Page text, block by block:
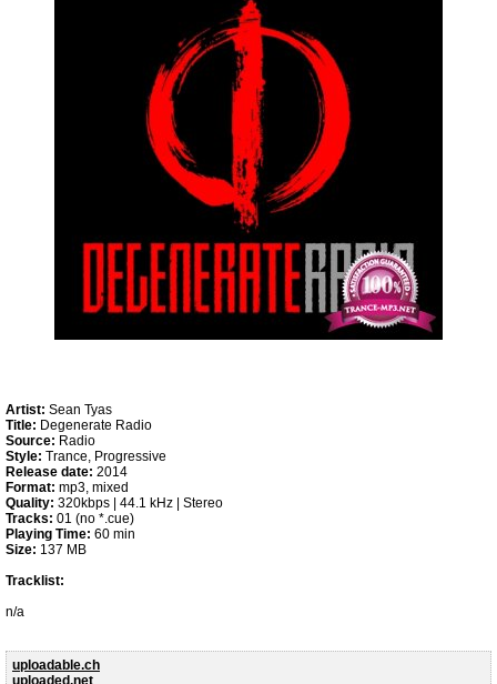
Artist: Sean Tyas
Title: Degenerate Radio
Source: Radio
Style: Trance, Progressive
Release date: 2014
Format: mp3, mixed
Quality: 320kbps | 44.1 kHz | Stereo
Tracks: 01 (no *.cue)
Playing Time: 60 min
Size: 137 MB
Tracklist:
n/a
uploadable.ch
uploaded.net